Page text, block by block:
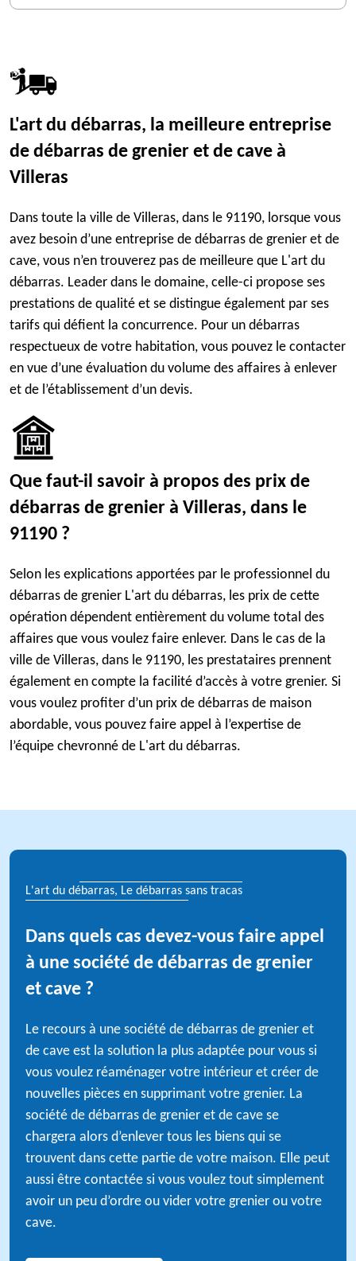
L'art du débarras, la meilleure entreprise
de débarras de grenier et de cave à
Villeras
Dans toute la ville de Villeras, dans le 91190, lorsque vous
avez besoin d’une entreprise de débarras de grenier et de
cave, vous n’en trouverez pas de meilleure que L'art du
débarras. Leader dans le domaine, celle-ci propose ses
prestations de qualité et se distingue également par ses
tarifs qui défient la concurrence. Pour un débarras
respectueux de votre habitation, vous pouvez le contacter
en vue d’une évaluation du volume des affaires à enlever
et de l’établissement d’un devis.
Que faut-il savoir à propos des prix de
débarras de grenier à Villeras, dans le
91190 ?
Selon les explications apportées par le professionnel du
débarras de grenier L'art du débarras, les prix de cette
opération dépendent entièrement du volume total des
affaires que vous voulez faire enlever. Dans le cas de la
ville de Villeras, dans le 91190, les prestataires prennent
également en compte la facilité d’accès à votre grenier. Si
vous voulez profiter d’un prix de débarras de maison
abordable, vous pouvez faire appel à l’expertise de
l’équipe chevronné de L'art du débarras.
L'art du débarras, Le débarras sans tracas
Dans quels cas devez-vous faire appel
à une société de débarras de grenier
et cave ?
Le recours à une société de débarras de grenier et
de cave est la solution la plus adaptée pour vous si
vous voulez réaménager votre intérieur et créer de
nouvelles pièces en supprimant votre grenier. La
société de débarras de grenier et de cave se
chargera alors d’enlever tous les biens qui se
trouvent dans cette partie de votre maison. Elle peut
aussi être contactée si vous voulez tout simplement
avoir un peu d’ordre ou vider votre grenier ou votre
cave.